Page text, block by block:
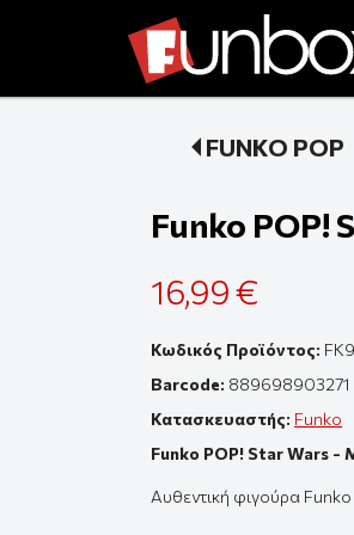
FUNKO POP
Funko POP!
16,99 €
Κωδικός Προϊόντος:
Barcode: 889698903271
Κατασκευαστής: Funko
Funko POP! Star Wars -
Αυθεντική φιγούρα